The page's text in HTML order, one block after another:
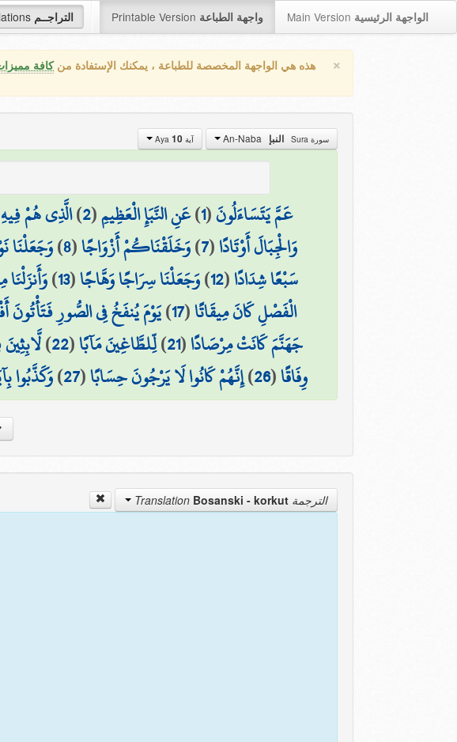
التراجــم Printable Version واجهة الطباعة Main Version الواجهة الرئيسية
× هذه هي الواجهة المخصصة للطباعة ، يمكنك الإستفادة منكافة
سورة Sura النبإ آية Aya 10
عَمَّ يَتَسَاءَلُونَ(
1
)عَنِ النَّبَإِ الْعَظِيمِ(
2
)الَّذِي هُمْ
وَالْجِبَالَ أَوْتَادًا(
7
)وَخَلَقْنَاكُمْ أَزْوَاجًا(
8
)وَجَعَلْنَا
سَبْعًا شِدَادًا(
12
)وَجَعَلْنَا سِرَاجًا وَهَّاجًا(
13
)
الْفَصْلِ كَانَ مِيقَاتًا(
17
)يَوْمَ يُنفَخُ فِي الصُّورِ فَتَأْتُونَ
جَهَنَّمَ كَانَتْ مِرْصَادًا(
21
)لِّلطَّاغِينَ مَآبًا(
22
)
وِفَاقًا(
26
)إِنَّهُمْ كَانُوا لَا يَرْجُونَ حِسَابًا(
27
)وَكَذَّبُوا
الترجمة Translation Bosanski - korkut